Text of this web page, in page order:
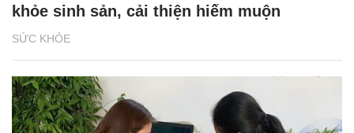
SỨC KHỎE
khỏe sinh sản, cải thiện hiếm muộn